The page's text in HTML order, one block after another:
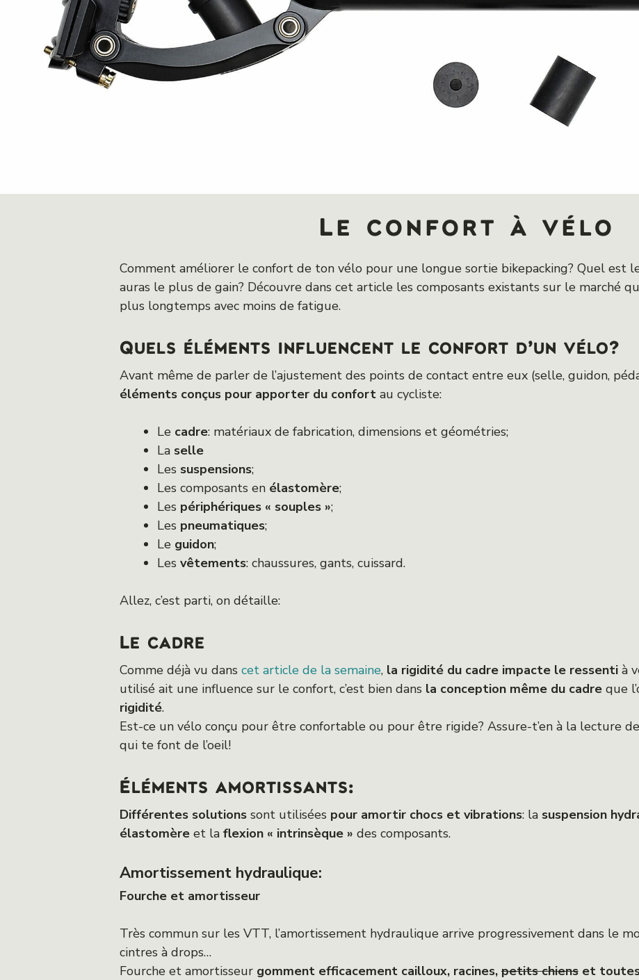
Le confort à vélo
Comment améliorer le confort de ton vélo pour une longue sortie bikepacking? Quel est
auras le plus de gain? Découvre dans cet article les composants existants sur le marché
plus longtemps avec moins de fatigue.
Quels éléments influencent le confort d’un vélo?
Avant même de parler de l’ajustement des points de contact entre eux (selle, guidon,
éléments conçus pour apporter du confort au cycliste:
Le cadre: matériaux de fabrication, dimensions et géométries;
La selle
Les suspensions;
Les composants en élastomère;
Les périphériques « souples »;
Les pneumatiques;
Le guidon;
Les vêtements: chaussures, gants, cuissard.
Allez, c’est parti, on détaille:
Le cadre
Comme déjà vu dans cet article de la semaine, la rigidité du cadre impacte le ressenti à
utilisé ait une influence sur le confort, c’est bien dans la conception même du cadre que
rigidité.
Est-ce un vélo conçu pour être confortable ou pour être rigide? Assure-t’en à la lecture
qui te font de l’oeil!
Éléments amortissants:
Différentes solutions sont utilisées pour amortir chocs et vibrations: la suspension
élastomère et la flexion « intrinsèque » des composants.
Amortissement hydraulique:
Fourche et amortisseur
Très commun sur les VTT, l’amortissement hydraulique arrive progressivement dans le
cintres à drops…
Fourche et amortisseur gomment efficacement cailloux, racines, petits chiens et